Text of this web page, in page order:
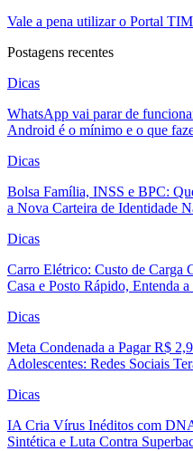
Vale a pena utilizar o Portal
Postagens recentes
Dicas
WhatsApp vai parar de
Android é o mínimo e o que
Dicas
Bolsa Família, INSS e BPC:
a Nova Carteira de Identidade
Dicas
Carro Elétrico: Custo de Carga
Casa e Posto Rápido, Entenda
Dicas
Meta Condenada a Pagar R$
Adolescentes: Redes Sociais
Dicas
IA Cria Vírus Inéditos com
Sintética e Luta Contra